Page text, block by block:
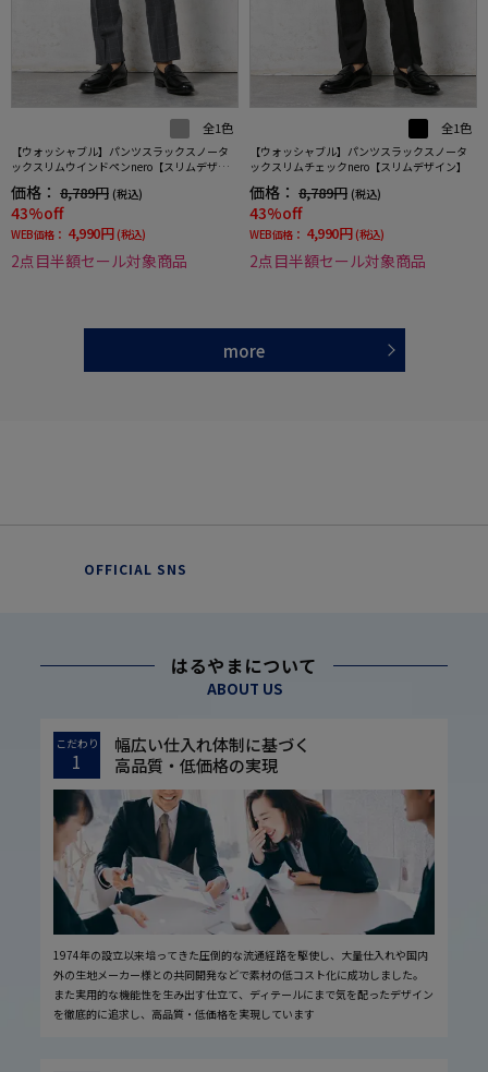
全1色
【ウォッシャブル】パンツスラックスノータ
ックスリムウインドペンnero【スリムデザイ
価格： 8,789円 (税込)
43%off
WEB価格： 4,990円 (税込)
2点目半額セール対象商品
全1色
【ウォッシャブル】パンツスラックスノータ
ックスリムチェックnero【スリムデザイン】
価格： 8,789円 (税込)
43%off
WEB価格： 4,990円 (税込)
2点目半額セール対象商品
more
OFFICIAL SNS
はるやまについて
ABOUT US
こだわり
1
幅広い仕入れ体制に基づく
高品質・低価格の実現
1974年の設立以来培ってきた圧倒的な流通経路を駆使し、大量仕入れや国内
外の生地メーカー様との共同開発などで素材の低コスト化に成功しました。
また実用的な機能性を生み出す仕立て、ディテールにまで気を配ったデザイン
を徹底的に追求し、高品質・低価格を実現しています